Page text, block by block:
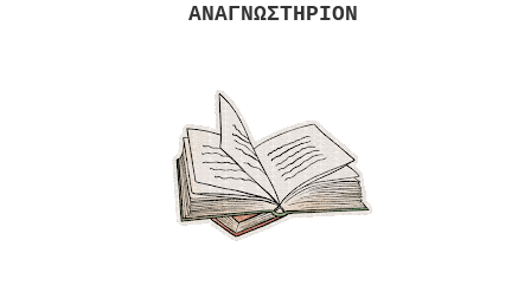
ΑΝΑΓΝΩΣΤΗΡΙΟΝ